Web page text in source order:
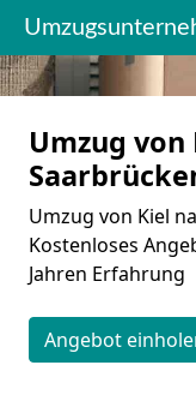
Umzug von
Umzug von Kiel
Kostenloses
Jahren Erfahrung
Angebot